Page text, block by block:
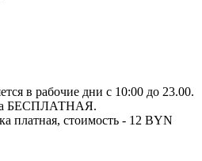
в рабочие дни с 10:00 до 23.00.
БЕСПЛАТНАЯ.
платная, стоимость - 12 BYN